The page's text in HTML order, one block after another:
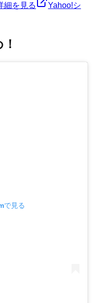
細を見る
Yahoo!シ
で見る